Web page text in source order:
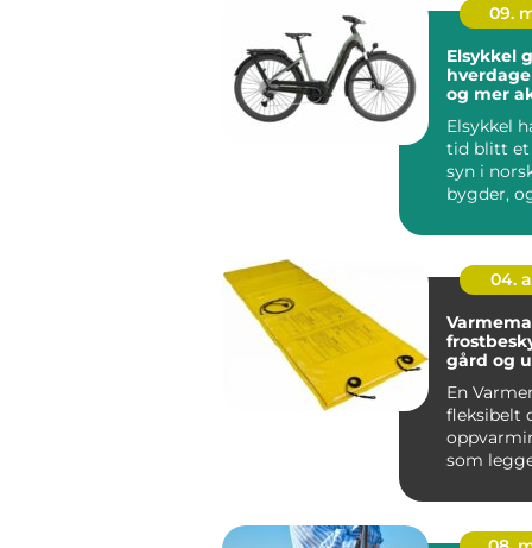
09.
Elsykkel
og mer
Elsykkel
tid blitt
syn i
bygder,
04.
Varmematte
gård og
En
fleksibelt
som